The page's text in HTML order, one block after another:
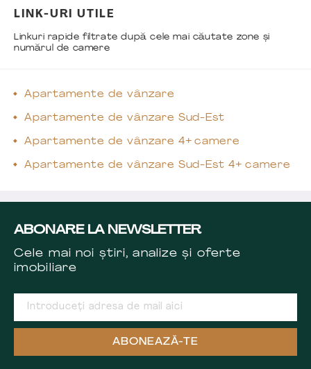
LINK-URI UTILE
Linkuri rapide filtrate după cele mai căutate zone și
numărul de camere
Apartamente de vânzare
Apartamente de vânzare Sud-Est
Apartamente de vânzare 4+ camere
Apartamente de vânzare Sud-Est 4+ camere
ABONARE LA NEWSLETTER
Cele mai noi știri, analize și oferte
imobiliare
ABONEAZĂ-TE